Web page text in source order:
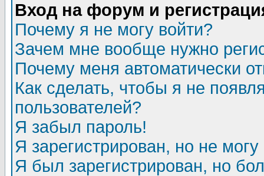
Вход на форум и
Почему я не могу войти?
Зачем мне вообще нужно
Почему меня автоматически
Как сделать, чтобы я не
пользователей?
Я забыл пароль!
Я зарегистрирован, но не могу
Я был зарегистрирован, но